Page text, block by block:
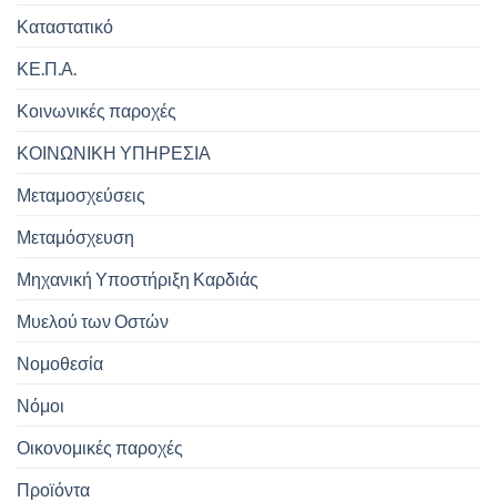
Καταστατικό
ΚΕ.Π.Α.
Κοινωνικές παροχές
ΚΟΙΝΩΝΙΚΗ ΥΠΗΡΕΣΙΑ
Μεταμοσχεύσεις
Μεταμόσχευση
Μηχανική Υποστήριξη Καρδιάς
Μυελού των Οστών
Νομοθεσία
Νόμοι
Οικονομικές παροχές
Προϊόντα